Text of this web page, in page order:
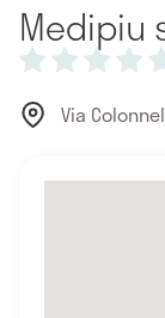
Medipiu
Via